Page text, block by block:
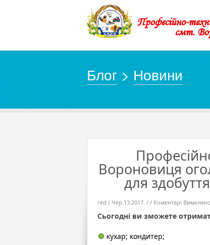
Професійно-
смт.
Блог>Новини
Вороновиця
для
red / Чер.13.2017. / / Коментарі Вимкнено
Сьогодні ви зможете
кухар; кондитер;